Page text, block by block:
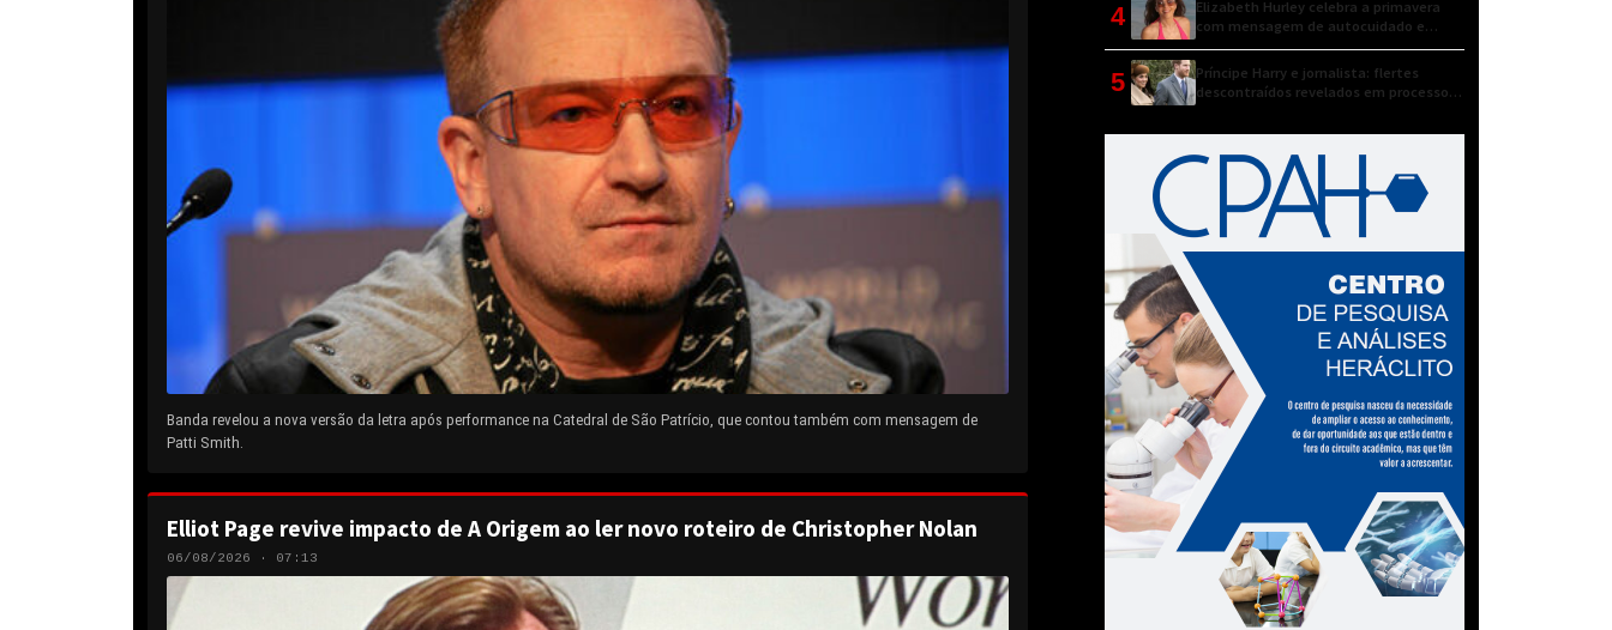
Banda revelou a nova versão da letra após performance na Catedral de São Patrício, que contou também com mensagem de
Patti Smith.
Elliot Page revive impacto de A Origem ao ler novo roteiro de Christopher Nolan
06/08/2026 · 07:13
4
Elizabeth Hurley celebra a primavera
com mensagem de autocuidado e
conexão natural
5
Príncipe Harry e jornalista: flertes
descontraídos revelados em processo